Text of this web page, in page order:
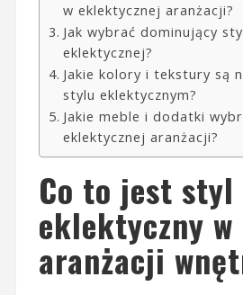
w eklektycznej aranżacji?
Jak wybrać dominujący
eklektycznej?
Jakie kolory i tekstury są
stylu eklektycznym?
Jakie meble i dodatki
eklektycznej aranżacji?
Co to jest styl
eklektyczny w
aranżacji